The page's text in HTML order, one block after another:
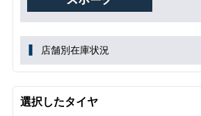
店舗別在庫状況
選択したタイヤ